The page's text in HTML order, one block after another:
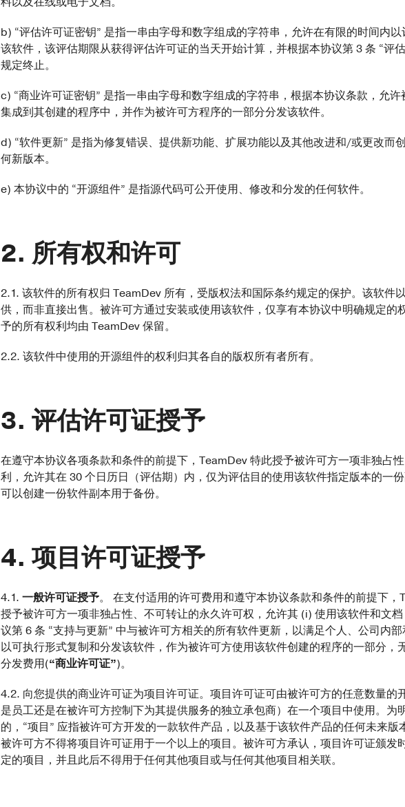
b) “评估许可证密钥” 是指一串由字母和数字组成的字符串，允许在有限的时间内
该软件，该评估期限从获得评估许可证的当天开始计算，并根据本协议第 3 条 “评
规定终止。
c) “商业许可证密钥” 是指一串由字母和数字组成的字符串，根据本协议条款，允
集成到其创建的程序中，并作为被许可方程序的一部分分发该软件。
d) “软件更新” 是指为修复错误、提供新功能、扩展功能以及其他改进和/或更改而
何新版本。
e) 本协议中的 “开源组件” 是指源代码可公开使用、修改和分发的任何软件。
所有权和许可
2.1. 该软件的所有权归 TeamDev 所有，受版权法和国际条约规定的保护。该软件
供，而非直接出售。被许可方通过安装或使用该软件，仅享有本协议中明确规定的
予的所有权利均由 TeamDev 保留。
2.2. 该软件中使用的开源组件的权利归其各自的版权所有者所有。
评估许可证授予
在遵守本协议各项条款和条件的前提下，TeamDev 特此授予被许可方一项非独占
利，允许其在 30 个日历日（评估期）内，仅为评估目的使用该软件指定版本的一
可以创建一份软件副本用于备份。
项目许可证授予
4.1. 一般许可证授予。 在支付适用的许可费用和遵守本协议条款和条件的前提下，
授予被许可方一项非独占性、不可转让的永久许可权，允许其 (i) 使用该软件和文
议第 6 条 “支持与更新” 中与被许可方相关的所有软件更新，以满足个人、公司内
以可执行形式复制和分发该软件，作为被许可方使用该软件创建的程序的一部分，
分发费用(“商业许可证”)。
4.2. 向您提供的商业许可证为项目许可证。项目许可证可由被许可方的任意数量的
是员工还是在被许可方控制下为其提供服务的独立承包商）在一个项目中使用。为
的，“项目” 应指被许可方开发的一款软件产品，以及基于该软件产品的任何未来版
被许可方不得将项目许可证用于一个以上的项目。被许可方承认，项目许可证颁发
定的项目，并且此后不得用于任何其他项目或与任何其他项目相关联。